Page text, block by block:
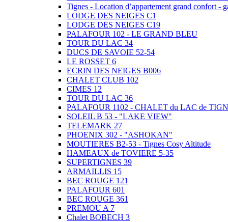
Tignes - Location d’appartement grand confort -
LODGE DES NEIGES C1
LODGE DES NEIGES C19
PALAFOUR 102 - LE GRAND BLEU
TOUR DU LAC 34
DUCS DE SAVOIE 52-54
LE ROSSET 6
ECRIN DES NEIGES B006
CHALET CLUB 102
CIMES 12
TOUR DU LAC 36
PALAFOUR 1102 - CHALET du LAC de
SOLEIL B 53 - "LAKE VIEW"
TELEMARK 27
PHOENIX 302 - "ASHOKAN"
MOUTIERES B2-53 - Tignes Cosy Altitude
HAMEAUX de TOVIERE 5-35
SUPERTIGNES 39
ARMAILLIS 15
BEC ROUGE 121
PALAFOUR 601
BEC ROUGE 361
PREMOU A 7
Chalet BOBECH 3